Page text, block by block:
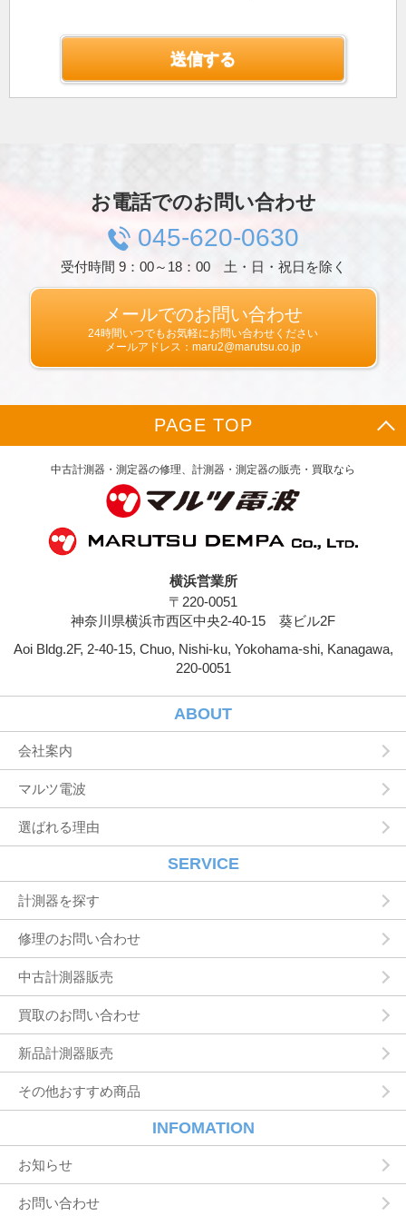
し，生存する個人に関する情報であって，当該
情報に含まれる氏名，生年月日，住所，電話番
号，連絡先その他の記述等により特定の個人を
識別できる情報を指します。
プライバシー情報のうち「履歴情報および特性
郵便番号や性別，職業，年齢，ユーザーのIPア
識別情報などを指します。
第２条（プライバシー情報の収集方法）
当社は，ユーザーが利用登録をする際に氏名，
生年月日，住所，電話番号，メールアドレス，
銀行口座番号，クレジットカード番号，運転免
許証番号などの個人情報をお尋ねすることがあ
下，｢提携先｣といいます。）などから収集する
ことがあります。
当社は，ユーザーについて，利用したサービス
やソフトウエア，購入した商品，閲覧したペー
ジや広告の履歴，検索した検索キーワード，利
用日時，利用方法，利用環境（携帯端末を通じ
てご利用の場合の当該端末の通信状態，利用に
際しての各種設定情報なども含みます），IPア
識別情報などの履歴情報および特性情報を，ユ
ーザーが当社や提携先のサービスを利用しまた
はページを閲覧する際に収集します。
第３条（個人情報を収集・利用する目的）
当社が個人情報を収集・利用する目的は，以下
ユーザーに自分の登録情報の閲覧や修正，利用
状況の閲覧を行っていただくために，氏名，住
の代金などに関する情報を表示する目的
アドレスを利用する場合やユーザーに商品を送
名や住所などの連絡先情報を利用する目的
ユーザーの本人確認を行うために，氏名，生年
月日，住所，電話番号，銀行口座番号，クレジ
商品名や数量，利用されたサービスの種類や期
情報などを利用する目的
ユーザーが簡便にデータを入力できるようにす
るために，当社に登録されている情報を入力画
含みます）に転送したりする目的
代金の支払を遅滞したり第三者に損害を発生さ
せたりするなど，本サービスの利用規約に違反
したユーザーや，不正・不当な目的でサービス
定するための情報を利用する目的
お電話でのお問い合わせ
045-620-0630
受付時間 9：00～18：00 土・日・祝日を除く
メールでのお問い合わせ
24時間いつでもお気軽にお問い合わせください
メールアドレス：maru2@marutsu.co.jp
PAGE TOP
中古計測器・測定器の修理、計測器・測定器の販売・買取なら
横浜営業所
〒220-0051
神奈川県横浜市西区中央2-40-15 葵ビル2F
Aoi Bldg.2F, 2-40-15, Chuo, Nishi-ku, Yokohama-shi, Kanagawa,
220-0051
ABOUT
会社案内
マルツ電波
選ばれる理由
SERVICE
計測器を探す
修理のお問い合わせ
中古計測器販売
買取のお問い合わせ
新品計測器販売
その他おすすめ商品
INFOMATION
お知らせ
お問い合わせ